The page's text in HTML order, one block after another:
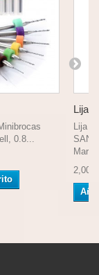
0.8...
Lija
Lija
2,00 €